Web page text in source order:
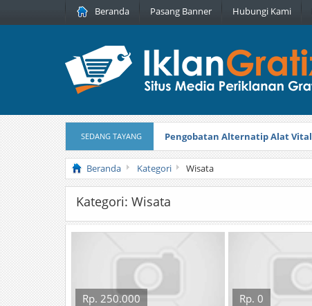
Beranda Pasang Banner Hubungi Kami
SEDANG TAYANG Pengobatan Alternatip Alat Vital
Pita Cantik Pesona
Beranda Kategori Wisata
Kategori: Wisata
Rp. 250.000 Rp. 0